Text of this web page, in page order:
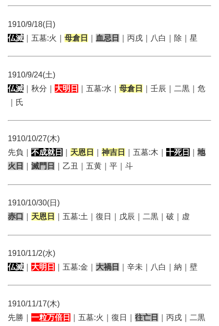
1910/9/18(日)
仏滅 ｜五墓:火｜ 母倉日 血忌日 ｜丙戌｜八白｜除｜星
1910/9/24(土)
仏滅 ｜秋分｜ 大明日 ｜五墓:水｜ 母倉日
｜壬辰｜二黒｜危
｜氏
1910/10/27(木)
先負｜ 不成就日 天恩日 神吉日 ｜五墓:木｜ 十死日
地
火日
滅門日 ｜乙丑｜五黄｜平｜斗
1910/10/30(日)
赤口
天恩日 ｜五墓:土｜復日｜戊辰｜二黒｜破｜虚
1910/11/2(水)
仏滅
大明日 ｜五墓:金｜ 大禍日 ｜辛未｜八白｜納｜壁
1910/11/17(木)
先勝｜ 一粒万倍日 ｜五墓:火｜復日｜ 往亡日
｜丙戌｜二黒